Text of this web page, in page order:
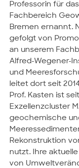
Professorin für
Fachbereich
Bremen ernannt.
gefolgt von
an unserem
Alfred-Wegener-
und
leitet dort seit
Prof. Kasten ist
Exzellenzcluster
geochemische
Rekonstruktion
nutzt. Ihre
von